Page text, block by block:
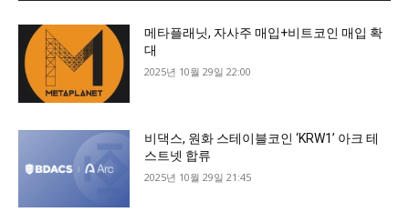
메타플래닛, 자사주 매입+비트코인 매입 확
대
2025년 10월 29일 22:00
비댁스, 원화 스테이블코인 ‘KRW1’ 아크 테
스트넷 합류
2025년 10월 29일 21:45